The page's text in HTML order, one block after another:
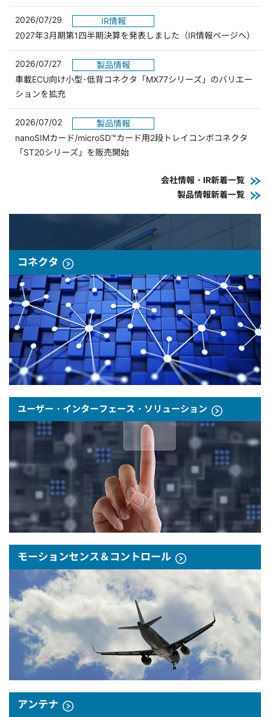
2026/07/29
IR情報
2027年3月期第1四半期決算を発表しました（IR情報ページへ）
2026/07/27
製品情報
車載ECU向け小型･低背コネクタ「MX77シリーズ」のバリエー
ションを拡充
2026/07/02
製品情報
nanoSIMカード/microSD™カード用2段トレイコンボコネクタ
「ST20シリーズ」を販売開始
会社情報・IR新着一覧
製品情報新着一覧
コネクタ
ユーザー・インターフェース・ソリューション
モーションセンス＆コントロール
アンテナ